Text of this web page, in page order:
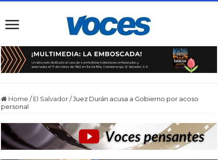
Home / El Salvador /Juez Durán acusa a Gobierno por acoso
personal